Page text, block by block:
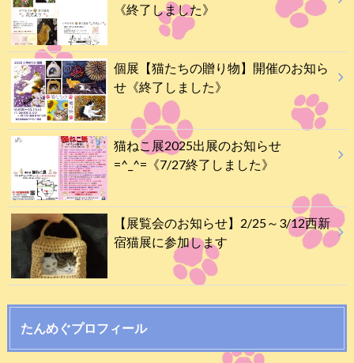
《終了しました》
個展【猫たちの贈り物】開催のお知ら
せ《終了しました》
猫ねこ展2025出展のお知らせ
=^_^=《7/27終了しました》
【展覧会のお知らせ】2/25～3/12西新
宿猫展に参加します
たんめぐプロフィール